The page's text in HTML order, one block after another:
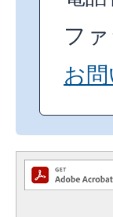
フ
お